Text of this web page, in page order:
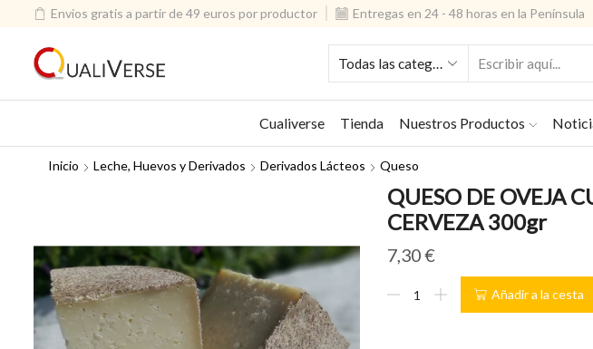
Envios gratis a partir de 49 euros por productor Entregas en 24 - 48 horas en la Península
Cualiverse Tienda Nuestros Productos
Inicio Leche, Huevos y Derivados Derivados Lácteos Queso
QUESO DE OVEJA
CERVEZA 300gr
7,30€
Añadir a la cesta